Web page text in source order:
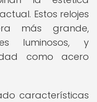
Estos relojes
más grande,
luminosos, y
como acero
características